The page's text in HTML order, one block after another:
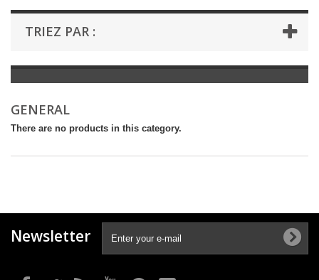
+
BOOKS : YOUTH
LIVRES ANCIENS AVANT 1945
TRIEZ PAR :
GENERAL
There are no products in this category.
Newsletter